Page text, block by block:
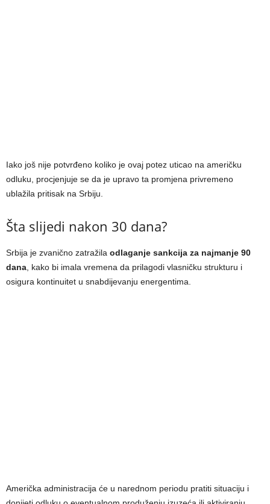
Iako još nije potvrđeno koliko je ovaj potez uticao na američku
odluku, procjenjuje se da je upravo ta promjena privremeno
ublažila pritisak na Srbiju.
Šta slijedi nakon 30 dana?
Srbija je zvanično zatražila odlaganje sankcija za najmanje 90
dana, kako bi imala vremena da prilagodi vlasničku strukturu i
osigura kontinuitet u snabdijevanju energentima.
Američka administracija će u narednom periodu pratiti situaciju i